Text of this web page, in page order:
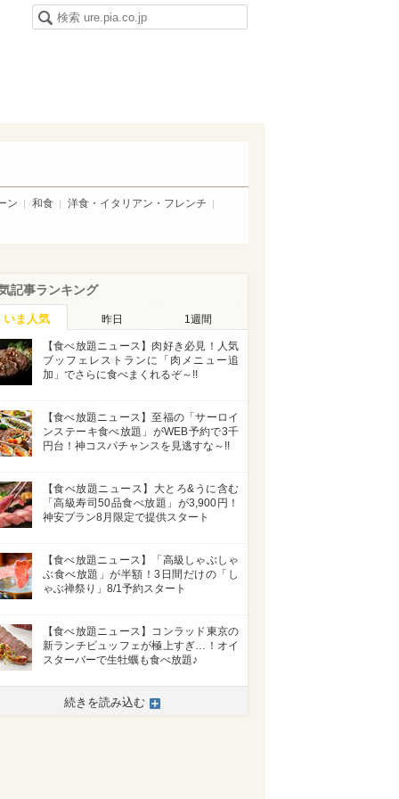
ン 和食 洋食・イタリアン・フレンチ
記事ランキング
いま人気 昨日 1週間
【食べ放題ニュース】肉好き必見！人気
ブッフェレストランに「肉メニュー追
加」でさらに食べまくれるぞ～!!
【食べ放題ニュース】至福の「サーロイ
ンステーキ食べ放題」がWEB予約で3千
円台！神コスパチャンスを見逃すな～!!
【食べ放題ニュース】大とろ&うに含む
「高級寿司50品食べ放題」が3,900円！
神安プラン8月限定で提供スタート
【食べ放題ニュース】「高級しゃぶしゃ
ぶ食べ放題」が半額！3日間だけの「し
ゃぶ禅祭り」8/1予約スタート
【食べ放題ニュース】コンラッド東京の
新ランチビュッフェが極上すぎ…！オイ
スターバーで生牡蠣も食べ放題♪
続きを読み込む